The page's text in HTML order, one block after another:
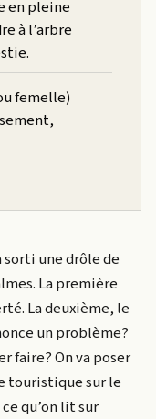
en pleine
à l’arbre
femelle)
une drôle de
La première
La deuxième, le
un problème?
faire? On va poser
touristique sur le
qu’on lit sur